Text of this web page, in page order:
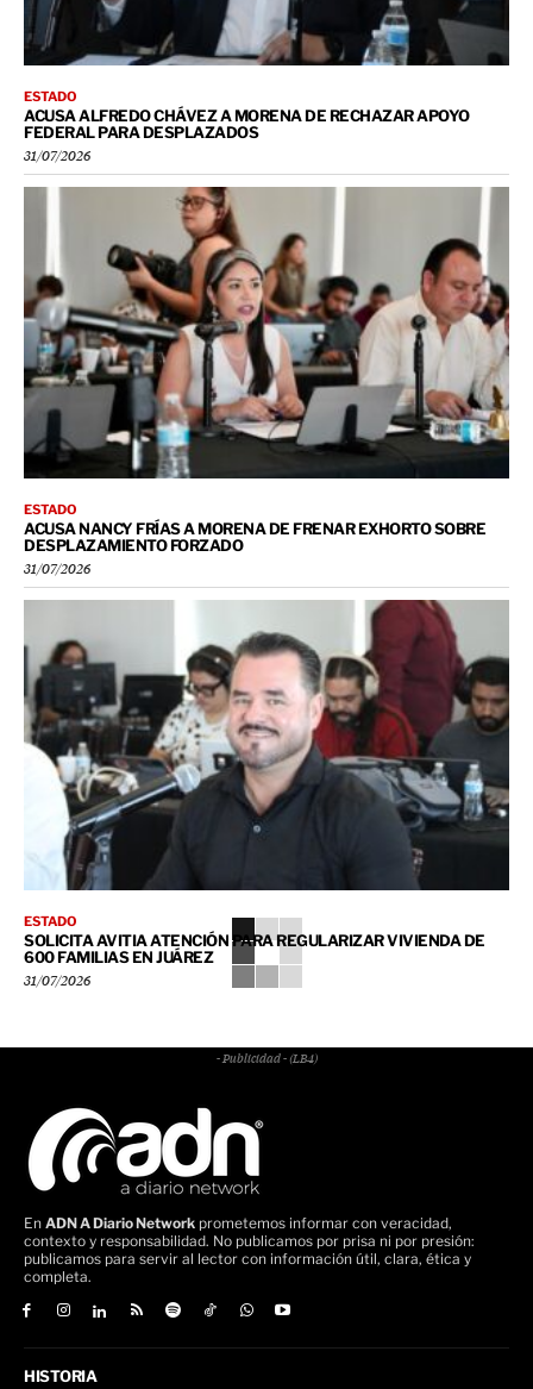
ESTADO
ACUSA ALFREDO CHÁVEZ A MORENA DE RECHAZAR APOYO
FEDERAL PARA DESPLAZADOS
31/07/2026
ESTADO
ACUSA NANCY FRÍAS A MORENA DE FRENAR EXHORTO SOBRE
DESPLAZAMIENTO FORZADO
31/07/2026
ESTADO
SOLICITA AVITIA ATENCIÓN PARA REGULARIZAR VIVIENDA DE
600 FAMILIAS EN JUÁREZ
31/07/2026
- Publicidad - (LB4)
En ADN A Diario Network prometemos informar con veracidad,
contexto y responsabilidad. No publicamos por prisa ni por presión:
publicamos para servir al lector con información útil, clara, ética y
completa.
HISTORIA